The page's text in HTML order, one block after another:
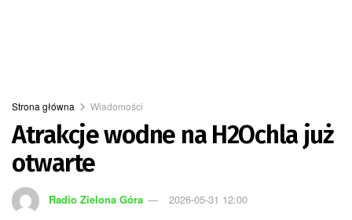
Strona główna Wiadomości
Atrakcje wodne na H2Ochla już
otwarte
Radio Zielona Góra 2026-05-31 12:00